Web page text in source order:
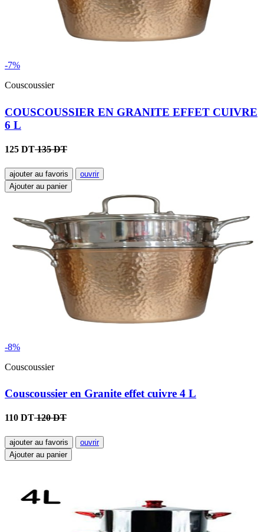
-7%
Couscoussier
COUSCOUSSIER EN GRANITE EFFET CUIVRE
6 L
125 DT135 DT
ajouter au favoris
ouvrir
Ajouter au panier
-8%
Couscoussier
Couscoussier en Granite effet cuivre 4 L
110 DT120 DT
ajouter au favoris
ouvrir
Ajouter au panier